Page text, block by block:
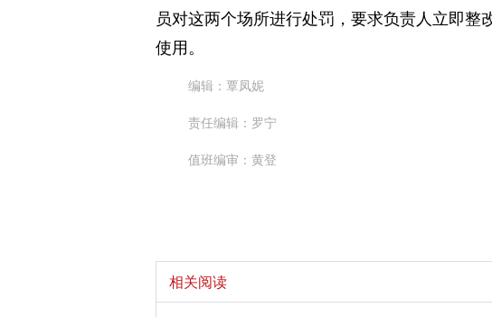
员对这两个场所进行处罚，要求负责人立即整
使用。
编辑：覃凤妮
责任编辑：罗宁
值班编审：黄登
相关阅读